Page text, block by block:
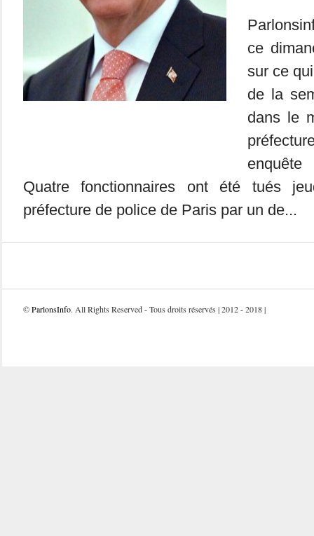
ce
sur ce
de la
dans le
Quatre fonctionnaires ont été tués
préfecture de police de Paris par un de...
©ParlonsInfo. All Rights Reserved - Tous droits réservés | 2012 - 2018 |